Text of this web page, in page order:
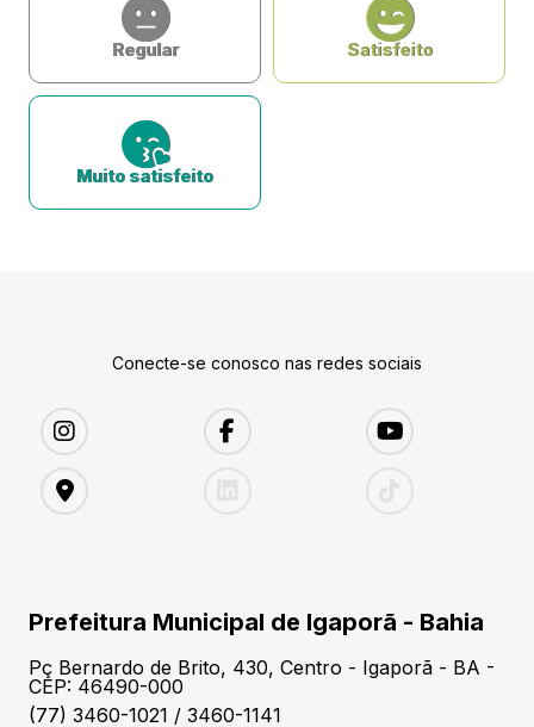
Regular Satisfeito
Muito satisfeito
Conecte-se conosco nas redes sociais
Prefeitura Municipal de Igaporã - Bahia
Pç Bernardo de Brito, 430, Centro - Igaporã - BA -
CEP: 46490-000
(77) 3460-1021 / 3460-1141